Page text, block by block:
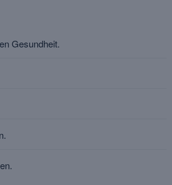
Gesundheit.